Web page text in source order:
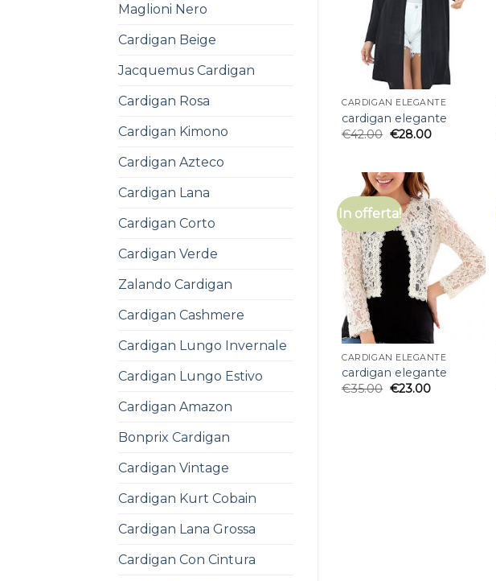
Maglioni Nero
Cardigan Beige
Jacquemus Cardigan
Cardigan Rosa
Cardigan Kimono
Cardigan Azteco
Cardigan Lana
Cardigan Corto
Cardigan Verde
Zalando Cardigan
Cardigan Cashmere
Cardigan Lungo Invernale
Cardigan Lungo Estivo
Cardigan Amazon
Bonprix Cardigan
Cardigan Vintage
Cardigan Kurt Cobain
Cardigan Lana Grossa
Cardigan Con Cintura
CARDIGAN ELEGANTE
cardigan elegante
€42.00 €28.00
In offerta!
CARDIGAN ELEGANTE
cardigan elegante
€35.00 €23.00